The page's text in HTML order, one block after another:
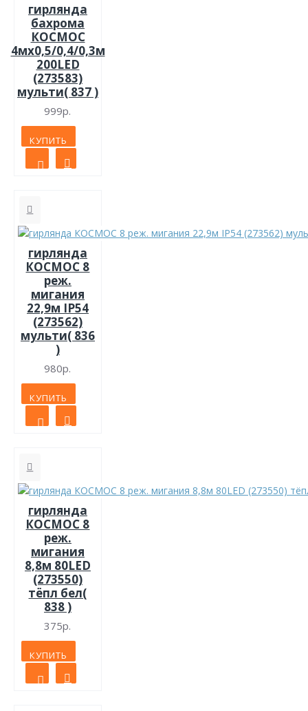
гирлянда
бахрома
КОСМОС
4мх0,5/0,4/0,3м
200LED
(273583)
мульти( 837 )
999р.
КУПИТЬ
гирлянда
КОСМОС 8
реж.
мигания
22,9м IP54
(273562)
мульти( 836
)
980р.
КУПИТЬ
гирлянда
КОСМОС 8
реж.
мигания
8,8м 80LED
(273550)
тёпл бел(
838 )
375р.
КУПИТЬ